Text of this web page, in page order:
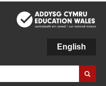
English